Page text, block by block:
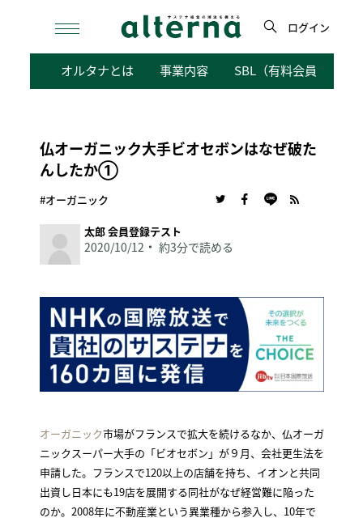
検
ログイン
オルタナとは 事業内容 SBL（有料会員向けサ
仏オーガニック大手ビオセボンはなぜ破た
んしたか①
#オーガニック
太郎 会員登録テスト
2020/10/12 約3分で読める
オーガニック市場がフランスで拡大を続けるなか、仏オーガ
ニックスーパー大手の「ビオセボン」が９月、会社更生法を
申請した。フランスで120以上の店舗を持ち、イオンと共同
出資し日本にも19店を展開する同社がなぜ経営難に陥った
のか。2008年に不動産業という異業種から参入し、10年で